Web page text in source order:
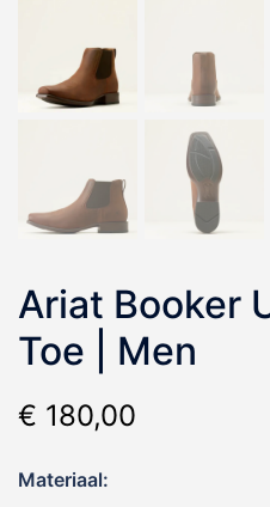
Ariat Booker
Toe | Men
€ 180,00
Materiaal: